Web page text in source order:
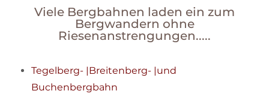
Viele Bergbahnen laden ein zum
Bergwandern ohne
Riesenanstrengungen.....
Tegelberg- |Breitenberg- |und
Buchenbergbahn